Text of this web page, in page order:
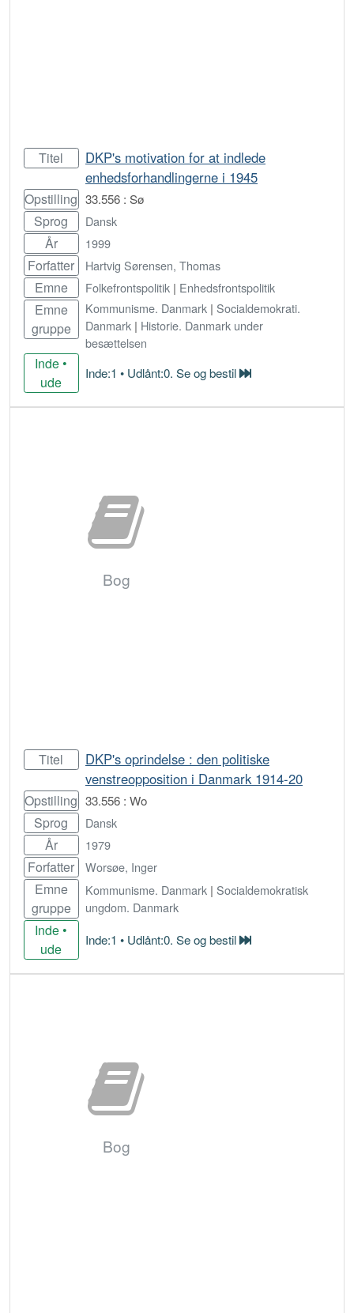
Titel
DKP's motivation for at indlede
enhedsforhandlingerne i 1945
Opstilling 33.556 : Sø
Sprog Dansk
År 1999
Forfatter Hartvig Sørensen, Thomas
Emne Folkefrontspolitik | Enhedsfrontspolitik
Emne
gruppe
Kommunisme. Danmark | Socialdemokrati.
Danmark | Historie. Danmark under
besættelsen
Inde •
ude
Inde:1 • Udlånt:0. Se og bestil
Bestil
Bog
Titel
DKP's oprindelse : den politiske
venstreopposition i Danmark 1914-20
Opstilling 33.556 : Wo
Sprog Dansk
År 1979
Forfatter Worsøe, Inger
Emne
gruppe
Kommunisme. Danmark | Socialdemokratisk
ungdom. Danmark
Inde •
ude
Inde:1 • Udlånt:0. Se og bestil
Bestil
Bog